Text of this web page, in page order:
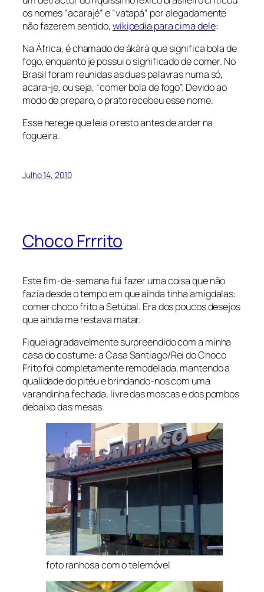
os nomes “acarajé” e “vatapá” por alegadamente
não fazerem sentido,wikipedia para cima dele:
Na África, é chamado de àkàrà que significa bola de
fogo, enquanto je possui o significado de comer. No
Brasil foram reunidas as duas palavras numa só,
acara-je, ou seja, “comer bola de fogo”. Devido ao
modo de preparo, o prato recebeu esse nome.
Esse herege que leia o resto antes de arder na
fogueira.
Julho 14, 2010
Choco Frrrito
Este fim-de-semana fui fazer uma coisa que não
fazia desde o tempo em que ainda tinha amígdalas:
comer choco frito a Setúbal. Era dos poucos desejos
que ainda me restava matar.
Fiquei agradavelmente surpreendido com a minha
casa do costume: a Casa Santiago/Rei do Choco
Frito foi completamente remodelada, mantendo a
qualidade do pitéu e brindando-nos com uma
varandinha fechada, livre das moscas e dos pombos
debaixo das mesas.
foto ranhosa com o telemóvel